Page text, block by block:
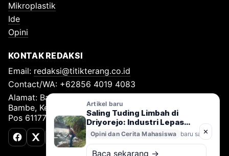
Mikroplastik
Ide
Opini
KONTAK REDAKSI
Email: redaksi@titikterang.co.id
Contact/WA: +62856 4019 4083
Alamat: Bambe Nomor 115, RT 009 RW 009, Desa
Bambe, Kecamatan Driyorejo, Kabupaten Gresik, Kode
Pos 61177
FacebookX (Twitter)
TikTok
Artikel baru
Saling Tuding Limbah di
Driyorejo: Industri Lepas
Tangan, Kali Surabaya
Terancam
Opini dan Cerita Mahasiswa baru saja
Baca sekarang →
✕